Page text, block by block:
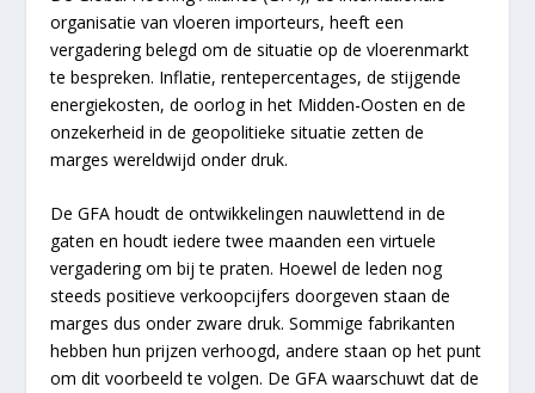
organisatie van vloeren importeurs, heeft een
vergadering belegd om de situatie op de vloerenmarkt
te bespreken. Inflatie, rentepercentages, de stijgende
energiekosten, de oorlog in het Midden-Oosten en de
onzekerheid in de geopolitieke situatie zetten de
marges wereldwijd onder druk.
De GFA houdt de ontwikkelingen nauwlettend in de
gaten en houdt iedere twee maanden een virtuele
vergadering om bij te praten. Hoewel de leden nog
steeds positieve verkoopcijfers doorgeven staan de
marges dus onder zware druk. Sommige fabrikanten
hebben hun prijzen verhoogd, andere staan op het punt
om dit voorbeeld te volgen. De GFA waarschuwt dat de